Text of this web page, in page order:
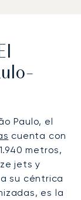
Paulo, el
cuenta con
metros,
jets y
su céntrica
es la